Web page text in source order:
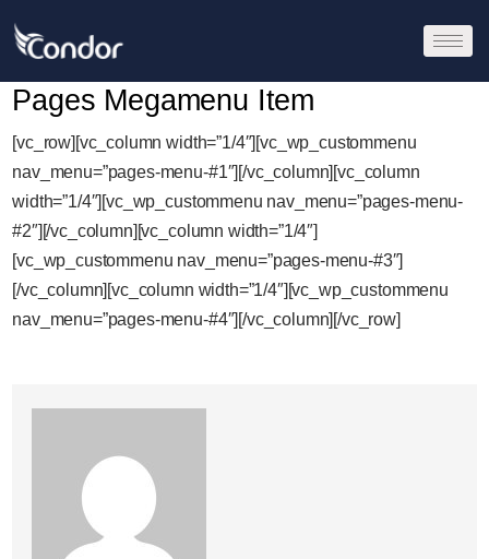
Pages Megamenu Item
[vc_row][vc_column width=”1/4″][vc_wp_custommenu
nav_menu=”pages-menu-#1″][/vc_column][vc_column
width=”1/4″][vc_wp_custommenu nav_menu=”pages-menu-
#2″][/vc_column][vc_column width=”1/4″]
[vc_wp_custommenu nav_menu=”pages-menu-#3″]
[/vc_column][vc_column width=”1/4″][vc_wp_custommenu
nav_menu=”pages-menu-#4″][/vc_column][/vc_row]